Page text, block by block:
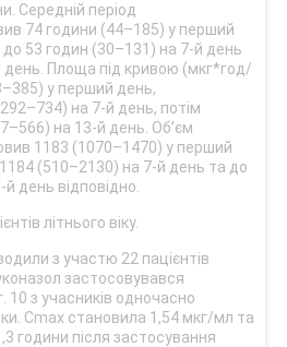
Середній період
74 години (44–185) у перший
53 годин (30–131) на 7-й день
день. Площа під кривою (мкг*год/
у перший день,
на 7-й день, потім
на 13-й день. Об’єм
1183 (1070–1470) у перший
(510–2130) на 7-й день та до
день відповідно.
літнього віку.
з участю 22 пацієнтів
застосовувався
10 з учасників одночасно
Cmax становила 1,54 мкг/мл та
години після застосування